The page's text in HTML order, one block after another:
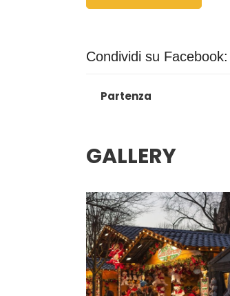
Condividi su Facebook:
Partenza
GALLERY